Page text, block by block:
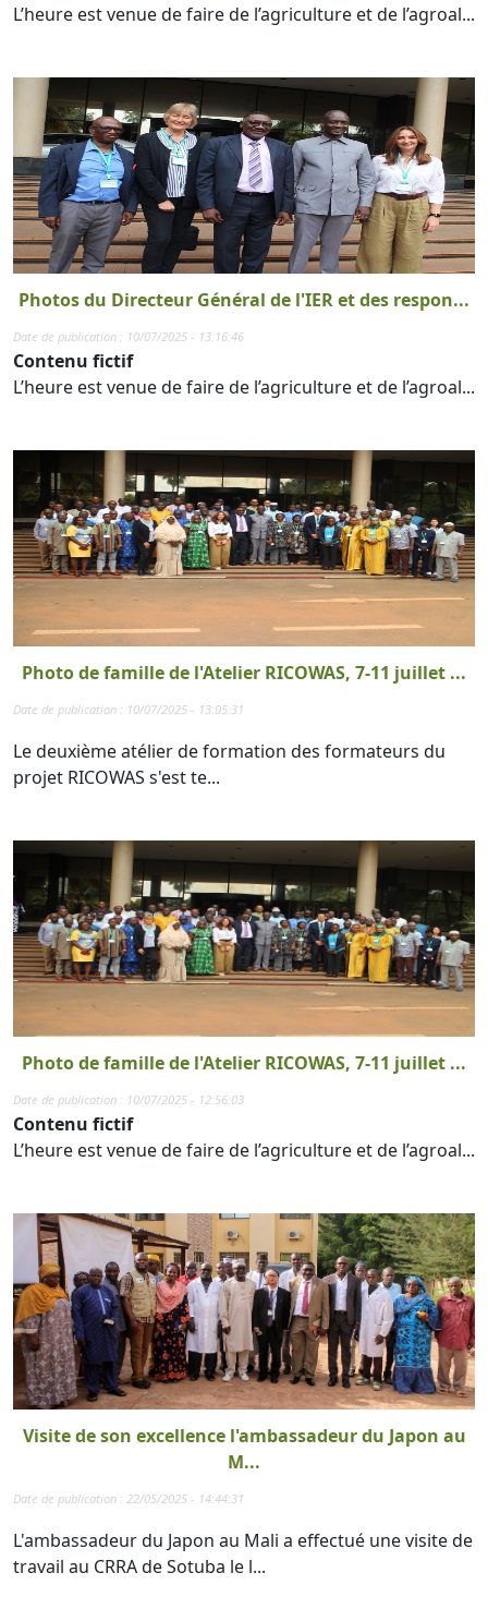
L’heure est venue de faire de l’agriculture et de l’agroal...
Photos du Directeur Général de l'IER et des respon...
Date de publication : 10/07/2025 - 13:16:46
Contenu fictif
L’heure est venue de faire de l’agriculture et de l’agroal...
Photo de famille de l'Atelier RICOWAS, 7-11 juillet ...
Date de publication : 10/07/2025 - 13:05:31
Le deuxième atélier de formation des formateurs du
projet RICOWAS s'est te...
Photo de famille de l'Atelier RICOWAS, 7-11 juillet ...
Date de publication : 10/07/2025 - 12:56:03
Contenu fictif
L’heure est venue de faire de l’agriculture et de l’agroal...
Visite de son excellence l'ambassadeur du Japon au
M...
Date de publication : 22/05/2025 - 14:44:31
L'ambassadeur du Japon au Mali a effectué une visite de
travail au CRRA de Sotuba le l...